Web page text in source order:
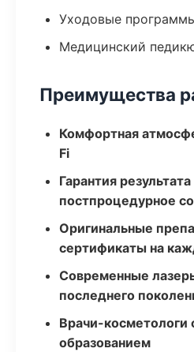
Уходовые
Медицинский
Преимущества
Комфортная
Fi
Гарантия результата
постпроцедурное
Оригинальные
сертификаты на
Современные
последнего
Врачи-косметологи
образованием